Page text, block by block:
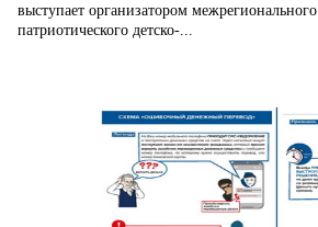
выступает организатором межрегионального
патриотического детско-...